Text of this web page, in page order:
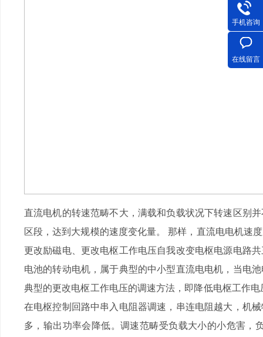
直流电机的转速范畴不大，满载和负载状况下转速区别
区段，达到大规模的速度变化量。 那样，直流电电机速
更改励磁电、更改电枢工作电压自我改变电枢电源电路
电池的转动电机，属于典型的中小型直流电电机，当电
典型的更改电枢工作电压的调速方法，即降低电枢工作
在电枢控制回路中串入电阻器调速，串连电阻越大，机
多，输出功率会降低。调速范畴受负载大小的小危害
手机咨询
在线留言